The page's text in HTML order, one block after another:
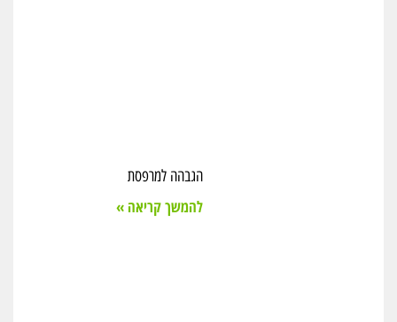
הגבהה למרפסת
להמשך קריאה »